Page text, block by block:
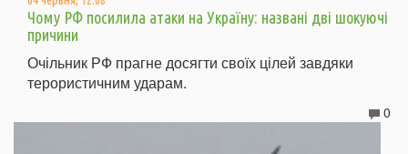
Чому РФ посилила атаки на Україну: названі дві шокуючі
причини
Очільник РФ прагне досягти своїх цілей завдяки
терористичним ударам.
0